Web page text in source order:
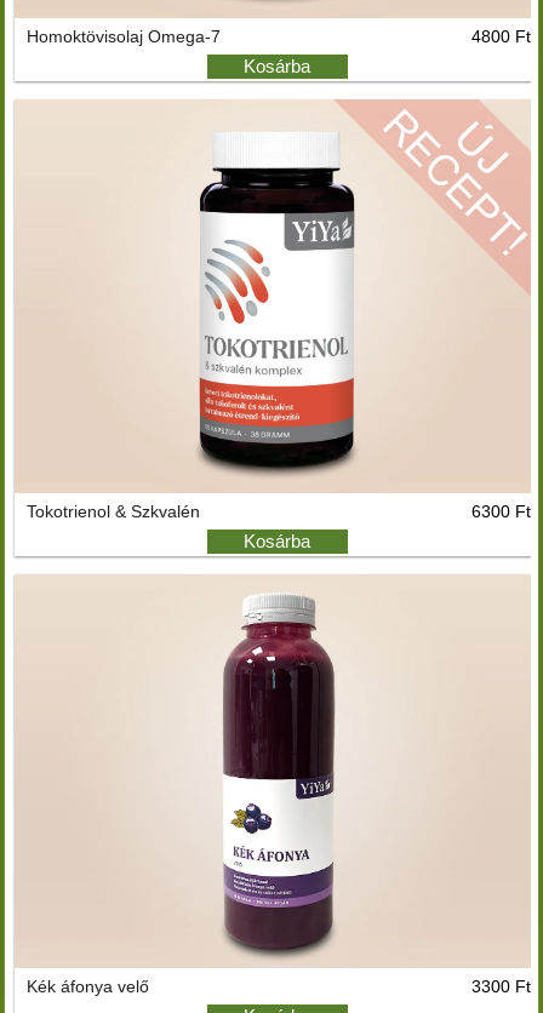
Homoktövisolaj Omega-7 4800 Ft
Kosárba
Tokotrienol & Szkvalén 6300 Ft
Kosárba
Kék áfonya velő 3300 Ft